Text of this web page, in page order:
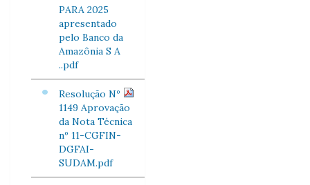
PARA 2025
apresentado
pelo Banco da
Amazônia S A
..pdf
Resolução Nº
1149 Aprovação
da Nota Técnica
nº 11-CGFIN-
DGFAI-
SUDAM.pdf